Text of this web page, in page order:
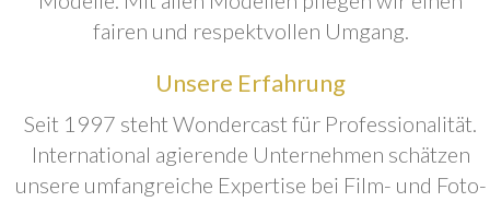
fairen und respektvollen Umgang.
Unsere Erfahrung
Seit 1997 steht Wondercast für Professionalität.
International agierende Unternehmen schätzen
unsere umfangreiche Expertise bei Film- und Foto-